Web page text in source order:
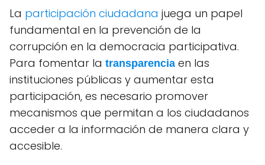
La participación ciudadana juega un papel
fundamental en la prevención de la
corrupción en la democracia participativa.
Para fomentar la transparencia en las
instituciones públicas y aumentar esta
participación, es necesario promover
mecanismos que permitan a los ciudadanos
acceder a la información de manera clara y
accesible.